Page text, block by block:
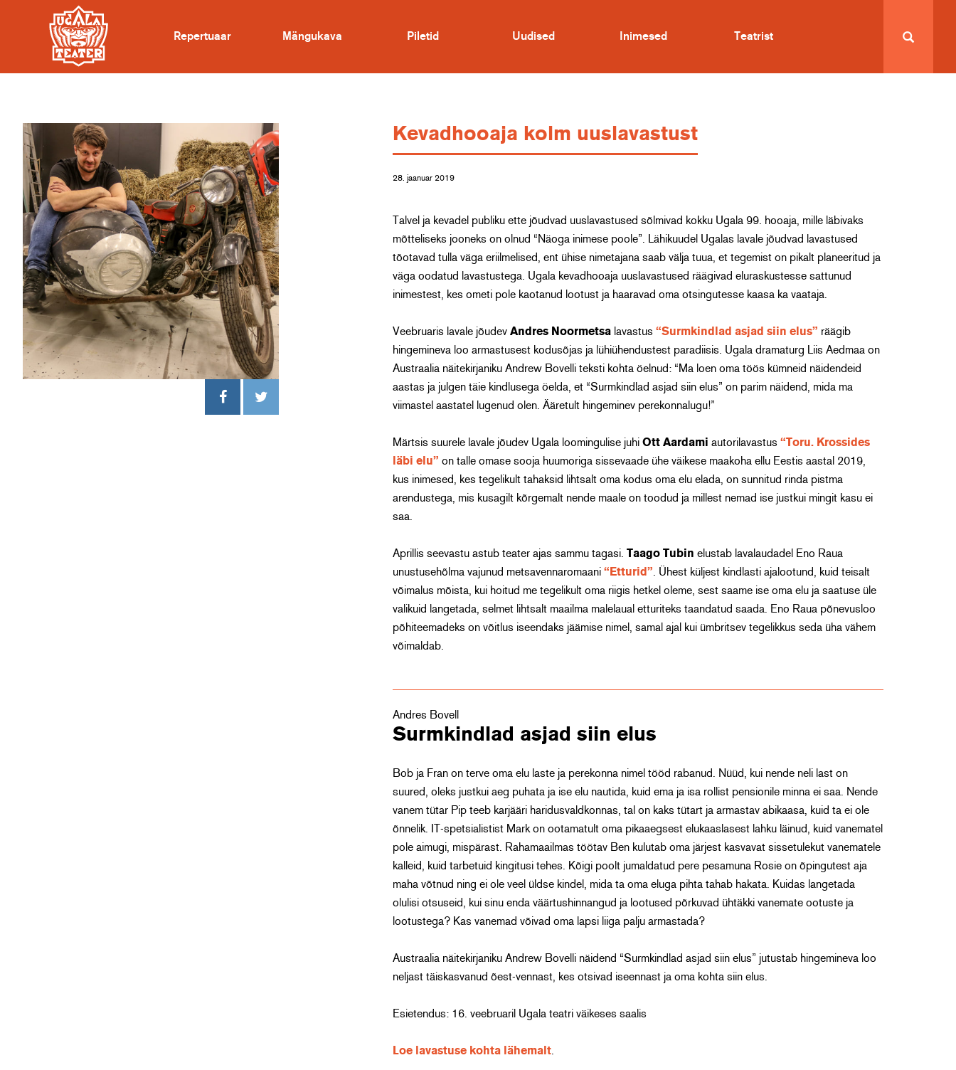
Repertuaar Mängukava Piletid Uudised Inimesed Teatrist
Kevadhooaja kolm uuslavastust
28. jaanuar 2019
Talvel ja kevadel publiku ette jõudvad uuslavastused sõlmivad kokku Ugala 99. hooaja, mille läbivaks
mõtteliseks jooneks on olnud “Näoga inimese poole”. Lähikuudel Ugalas lavale jõudvad lavastused
tõotavad tulla väga eriilmelised, ent ühise nimetajana saab välja tuua, et tegemist on pikalt planeeritud ja
väga oodatud lavastustega. Ugala kevadhooaja uuslavastused räägivad eluraskustesse sattunud
inimestest, kes ometi pole kaotanud lootust ja haaravad oma otsingutesse kaasa ka vaataja.
Veebruaris lavale jõudev Andres Noormetsa lavastus “Surmkindlad asjad siin elus” räägib
hingemineva loo armastusest kodusõjas ja lühiühendustest paradiisis. Ugala dramaturg Liis Aedmaa on
Austraalia näitekirjaniku Andrew Bovelli teksti kohta öelnud: “Ma loen oma töös kümneid näidendeid
aastas ja julgen täie kindlusega öelda, et “Surmkindlad asjad siin elus” on parim näidend, mida ma
viimastel aastatel lugenud olen. Ääretult hingeminev perekonnalugu!”
Märtsis suurele lavale jõudev Ugala loomingulise juhi Ott Aardami autorilavastus “Toru. Krossides
läbi elu” on talle omase sooja huumoriga sissevaade ühe väikese maakoha ellu Eestis aastal 2019,
kus inimesed, kes tegelikult tahaksid lihtsalt oma kodus oma elu elada, on sunnitud rinda pistma
arendustega, mis kusagilt kõrgemalt nende maale on toodud ja millest nemad ise justkui mingit kasu ei
saa.
Aprillis seevastu astub teater ajas sammu tagasi. Taago Tubin elustab lavalaudadel Eno Raua
unustusehõlma vajunud metsavennaromaani “Etturid” . Ühest küljest kindlasti ajalootund, kuid teisalt
võimalus mõista, kui hoitud me tegelikult oma riigis hetkel oleme, sest saame ise oma elu ja saatuse üle
valikuid langetada, selmet lihtsalt maailma malelaual etturiteks taandatud saada. Eno Raua põnevusloo
põhiteemadeks on võitlus iseendaks jäämise nimel, samal ajal kui ümbritsev tegelikkus seda üha vähem
võimaldab.
Andres Bovell
Surmkindlad asjad siin elus
Bob ja Fran on terve oma elu laste ja perekonna nimel tööd rabanud. Nüüd, kui nende neli last on
suured, oleks justkui aeg puhata ja ise elu nautida, kuid ema ja isa rollist pensionile minna ei saa. Nende
vanem tütar Pip teeb karjääri haridusvaldkonnas, tal on kaks tütart ja armastav abikaasa, kuid ta ei ole
õnnelik. IT-spetsialistist Mark on ootamatult oma pikaaegsest elukaaslasest lahku läinud, kuid vanematel
pole aimugi, mispärast. Rahamaailmas töötav Ben kulutab oma järjest kasvavat sissetulekut vanematele
kalleid, kuid tarbetuid kingitusi tehes. Kõigi poolt jumaldatud pere pesamuna Rosie on õpingutest aja
maha võtnud ning ei ole veel üldse kindel, mida ta oma eluga pihta tahab hakata. Kuidas langetada
olulisi otsuseid, kui sinu enda väärtushinnangud ja lootused põrkuvad ühtäkki vanemate ootuste ja
lootustega? Kas vanemad võivad oma lapsi liiga palju armastada?
Austraalia näitekirjaniku Andrew Bovelli näidend “Surmkindlad asjad siin elus” jutustab hingemineva loo
neljast täiskasvanud õest-vennast, kes otsivad iseennast ja oma kohta siin elus.
Esietendus: 16. veebruaril Ugala teatri väikeses saalis
Loe lavastuse kohta lähemalt